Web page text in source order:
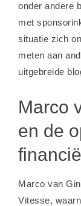
onder andere
met
situatie zich
meten aan
uitgebreide
Marco
en de
Marco van
Vitesse,